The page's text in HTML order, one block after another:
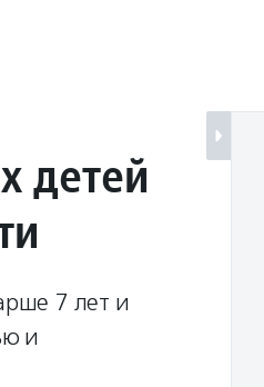
детей
7 лет и
и